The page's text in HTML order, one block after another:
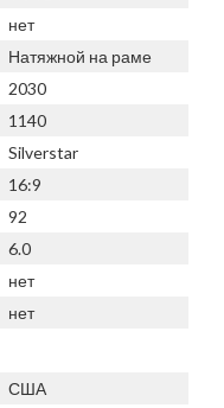
нет
Натяжной на раме
2030
1140
Silverstar
16:9
92
6.0
нет
нет
США